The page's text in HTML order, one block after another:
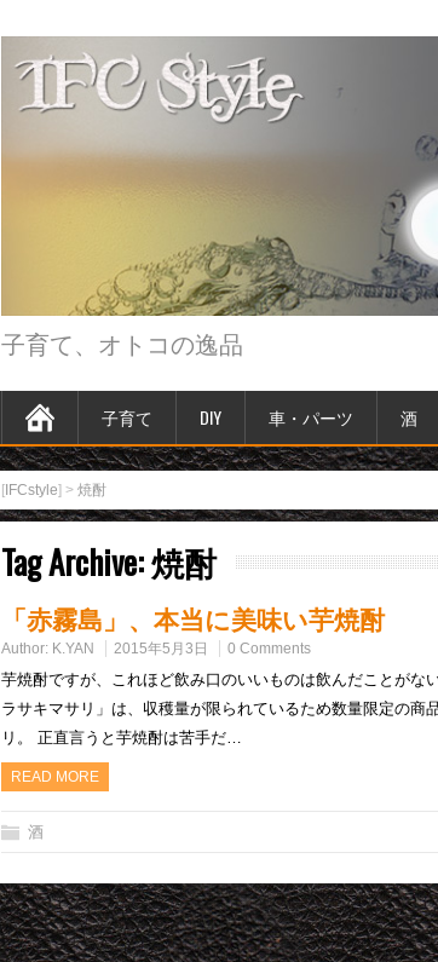
子育て、オトコの逸品
子育て DIY 車・パーツ 酒
[IFCstyle] > 焼酎
Tag Archive:焼酎
「赤霧島」、本当に美味い芋焼酎
Author: K.YAN 2015年5月3日 0 Comments
芋焼酎ですが、これほど飲み口のいいものは飲んだことがな
ラサキマサリ」は、収穫量が限られているため数量限定の商
リ。 正直言うと芋焼酎は苦手だ…
READ MORE
酒